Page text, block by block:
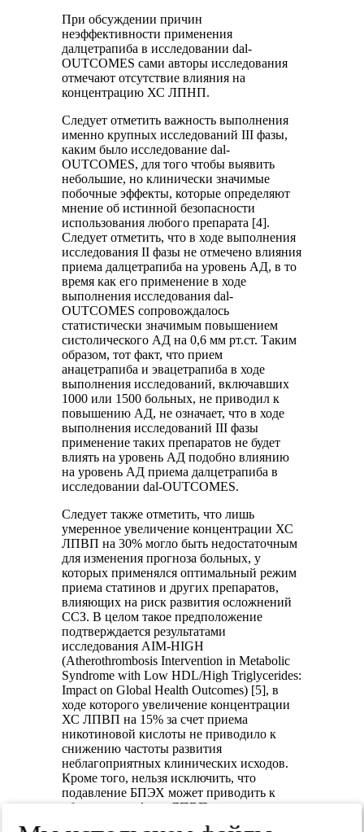
При обсуждении причин
неэффективности применения
далцетрапиба в исследовании dal-
OUTCOMES сами авторы исследования
отмечают отсутствие влияния на
концентрацию ХС ЛПНП.
Следует отметить важность выполнения
именно крупных исследований III фазы,
каким было исследование dal-
OUTCOMES, для того чтобы выявить
небольшие, но клинически значимые
побочные эффекты, которые определяют
мнение об истинной безопасности
использования любого препарата [4].
Следует отметить, что в ходе выполнения
исследования II фазы не отмечено влияния
приема далцетрапиба на уровень АД, в то
время как его применение в ходе
выполнения исследования dal-
OUTCOMES сопровождалось
статистически значимым повышением
систолического АД на 0,6 мм рт.ст. Таким
образом, тот факт, что прием
анацетрапиба и эвацетрапиба в ходе
выполнения исследований, включавших
1000 или 1500 больных, не приводил к
повышению АД, не означает, что в ходе
выполнения исследований III фазы
применение таких препаратов не будет
влиять на уровень АД подобно влиянию
на уровень АД приема далцетрапиба в
исследовании dal-OUTCOMES.
Следует также отметить, что лишь
умеренное увеличение концентрации ХС
ЛПВП на 30% могло быть недостаточным
для изменения прогноза больных, у
которых применялся оптимальный режим
приема статинов и других препаратов,
влияющих на риск развития осложнений
ССЗ. В целом такое предположение
подтверждается результатами
исследования AIM-HIGH
(Atherothrombosis Intervention in Metabolic
Syndrome with Low HDL/High Triglycerides:
Impact on Global Health Outcomes) [5], в
ходе которого увеличение концентрации
ХС ЛПВП на 15% за счет приема
никотиновой кислоты не приводило к
снижению частоты развития
неблагоприятных клинических исходов.
Кроме того, нельзя исключить, что
подавление БПЭХ может приводить к
образованию форм ЛПВП, которые